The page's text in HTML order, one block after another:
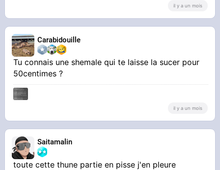
il y a un mois
Carabidouille
Tu connais une shemale qui te laisse la sucer pour
50centimes ?
il y a un mois
Saitamalin
toute cette thune partie en pisse j'en pleure